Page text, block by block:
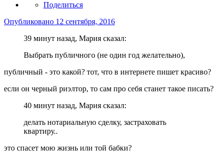
Поделиться
Опубликовано 12 сентября, 2016
39 минут назад, Мария сказал:
Выбрать публичного (не один год желательно),
публичный - это какой? тот, что в интернете пишет красиво?
если он черный риэлтор, то сам про себя станет такое писать?
40 минут назад, Мария сказал:
делать нотариальную сделку, застраховать
квартиру..
это спасет мою жизнь или той бабки?